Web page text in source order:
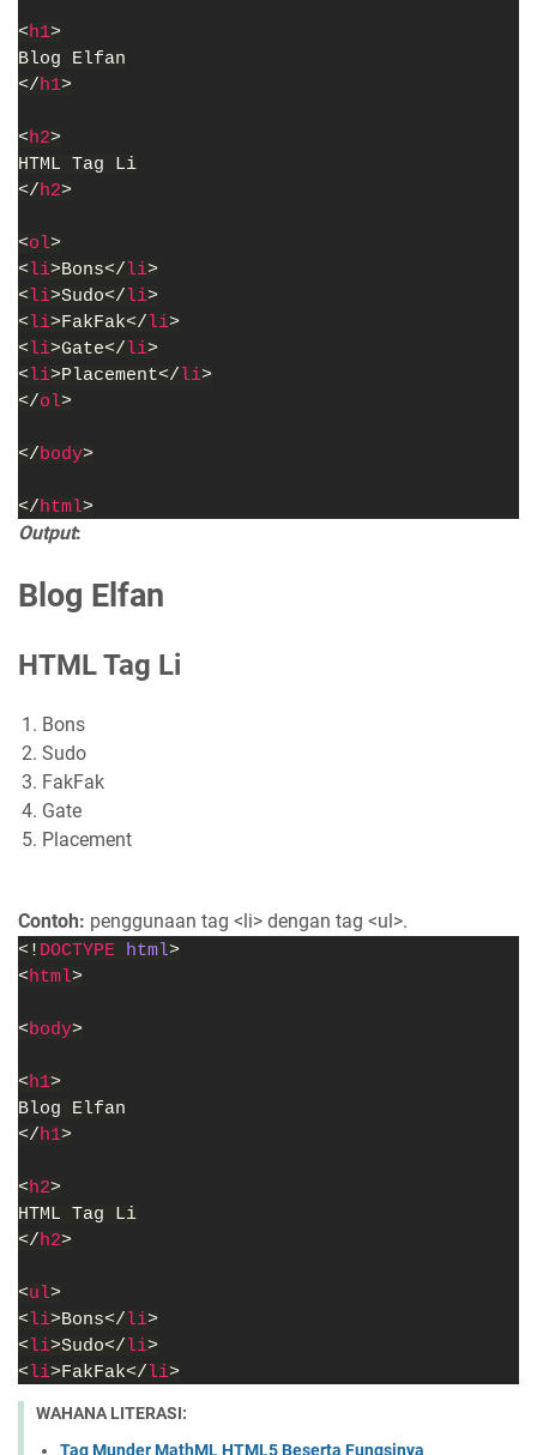
<h1>
Blog Elfan
</h1>
<h2>
HTML Tag Li
</h2>
<ol>
<li>Bons</li>
<li>Sudo</li>
<li>FakFak</li>
<li>Gate</li>
<li>Placement</li>
</ol>
</body>
</html>
Output:
Blog Elfan
HTML Tag Li
Bons
Sudo
FakFak
Gate
Placement
Contoh: penggunaan tag <li> dengan tag <ul>.
<! DOCTYPE html>
<html>
<body>
<h1>
Blog Elfan
</h1>
<h2>
HTML Tag Li
</h2>
<ul>
<li>Bons</li>
<li>Sudo</li>
<li>FakFak</li>
WAHANA LITERASI:
Tag Munder MathML HTML5 Beserta Fungsinya